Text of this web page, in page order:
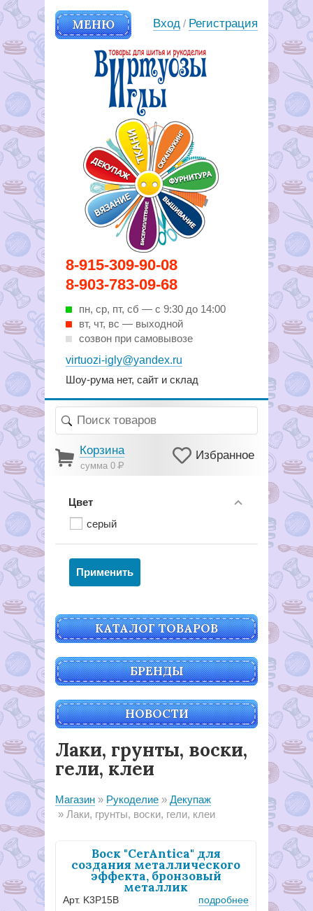
8-915-309-90-08
8-903-783-09-68
пн, ср, пт, cб — с 9:30 до 14:00
вт, чт, вс — выходной
созвон при самовывозе
virtuozi-igly@yandex.ru
Шоу-рума нет, сайт и склад
МЕНЮ
Вирутозы иглы. Товары для
шитья и рукоделья
Вход / Регистрация
Корзина
сумма 0Р
Избранное
Цвет
серый
КАТАЛОГ ТОВАРОВ
БРЕНДЫ
НОВОСТИ
Лаки, грунты, воски,
гели, клеи
Магазин Рукоделие
Декупаж
Лаки, грунты, воски, гели, клеи
Воск "CerAntica" для
создания металлического
эффекта, бронзовый
металлик
Арт. K3P15B подробнее